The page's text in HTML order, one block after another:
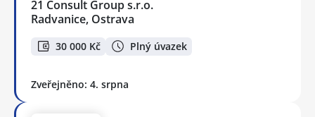
21 Consult Group s.r.o.
Radvanice, Ostrava
30 000 Kč Plný úvazek
Zveřejněno: 4. srpna